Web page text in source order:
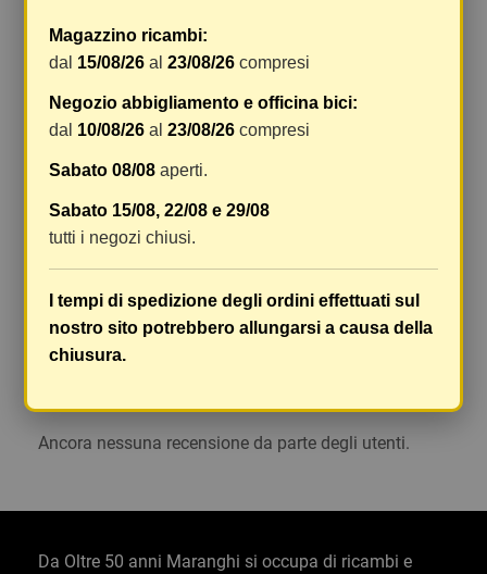
variano a seconda del peso totale della
spedizione. Vi consigliamo di raggruppare i
possibile raggruppare due ordini distinti
effettuati separatamente, pertanto le spese di
spedizione saranno addebitate per ognuno di
essi. Il vostro pacco sarà inviato a vostro rischio,
ma viene prestata un'attenzione particolare in
caso di oggetti fragili.
Le scatole hanno dimensioni adeguatamente
ampie e i vostri articoli son ben protetti.
Ancora nessuna recensione da parte degli utenti.
Magazzino ricambi:
dal 15/08/26 al23/08/26 compresi
Negozio abbigliamento e officina bici:
dal 10/08/26 al23/08/26 compresi
Sabato 08/08 aperti.
Sabato 15/08, 22/08 e 29/08
tutti i negozi chiusi.
I tempi di spedizione degli ordini effettuati sul
nostro sito potrebbero allungarsi a causa della
chiusura.
Da Oltre 50 anni Maranghi si occupa di ricambi e